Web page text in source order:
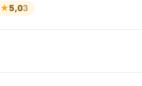
★5,03